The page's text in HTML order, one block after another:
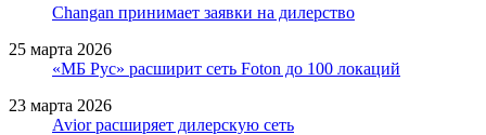
Changan принимает заявки на дилерство
25 марта 2026
«МБ Рус» расширит сеть Foton до 100 локаций
23 марта 2026
Avior расширяет дилерскую сеть